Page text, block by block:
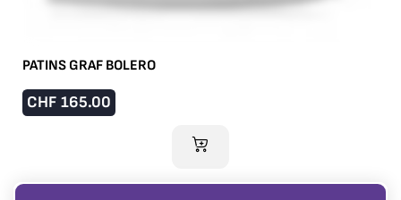
PATINS GRAF BOLERO
CHF 165.00
AJOUTER AU PANIER